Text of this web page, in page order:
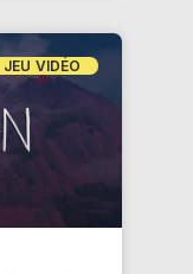
JEU VIDÉO